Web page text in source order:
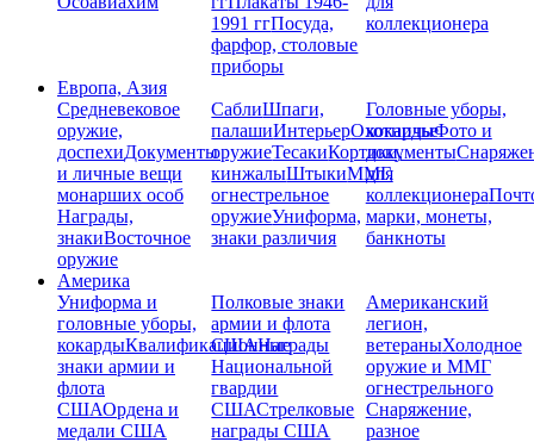
1991 ггПосуда,
фарфор, столовые
приборы
коллекционера
Европа, Азия
Средневековое
оружие,
доспехиДокументы
и личные вещи
монарших особ
Награды,
знакиВосточное
оружие
СаблиШпаги,
палашиИнтерьерОхотничье
оружиеТесакиКортики,
кинжалыШтыкиММГ,
огнестрельное
оружиеУниформа,
знаки различия
Головные уборы,
кокардыФото и
документы
для
коллекционера
марки, монеты,
банкноты
Америка
Униформа и
головные уборы,
кокардыКвалификационные
знаки армии и
флота
СШАОрдена и
медали США
Полковые знаки
армии и флота
СШАНаграды
Национальной
гвардии
СШАСтрелковые
награды США
Американский
легион,
ветераныХолодное
оружие и ММГ
огнестрельного
Снаряжение,
разное